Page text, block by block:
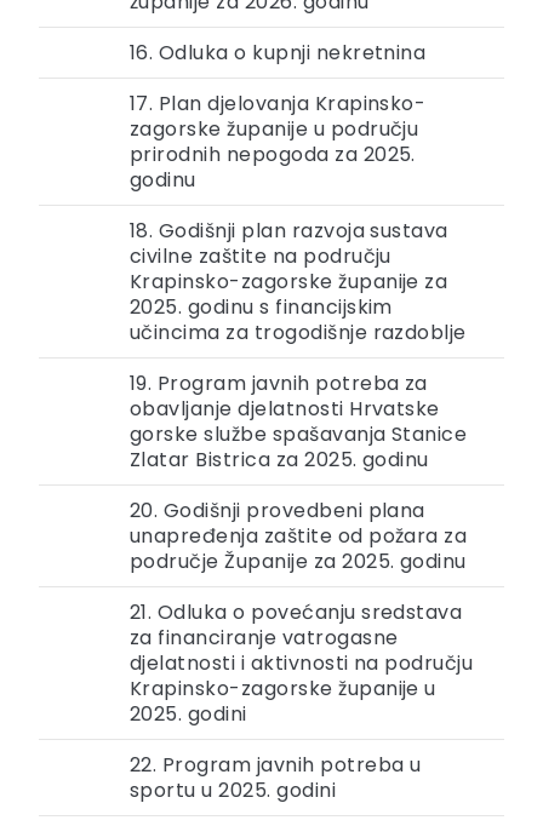
16. Odluka o kupnji nekretnina
17. Plan djelovanja Krapinsko-
zagorske županije u području
prirodnih nepogoda za 2025.
godinu
18. Godišnji plan razvoja sustava
civilne zaštite na području
Krapinsko-zagorske županije za
2025. godinu s financijskim
učincima za trogodišnje razdoblje
19. Program javnih potreba za
obavljanje djelatnosti Hrvatske
gorske službe spašavanja Stanice
Zlatar Bistrica za 2025. godinu
20. Godišnji provedbeni plana
unapređenja zaštite od požara za
područje Županije za 2025. godinu
21. Odluka o povećanju sredstava
za financiranje vatrogasne
djelatnosti i aktivnosti na području
Krapinsko-zagorske županije u
2025. godini
22. Program javnih potreba u
sportu u 2025. godini